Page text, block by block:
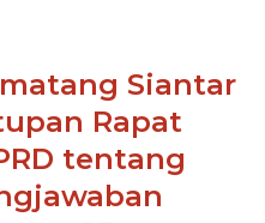
Siantar
Rapat
tentang